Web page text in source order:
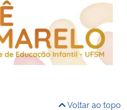
Voltar ao topo